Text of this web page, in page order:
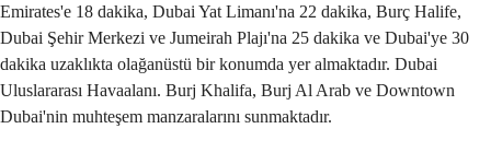
Emirates'e 18 dakika, Dubai Yat Limanı'na 22 dakika, Burç Halife,
Dubai Şehir Merkezi ve Jumeirah Plajı'na 25 dakika ve Dubai'ye 30
dakika uzaklıkta olağanüstü bir konumda yer almaktadır. Dubai
Uluslararası Havaalanı. Burj Khalifa, Burj Al Arab ve Downtown
Dubai'nin muhteşem manzaralarını sunmaktadır.